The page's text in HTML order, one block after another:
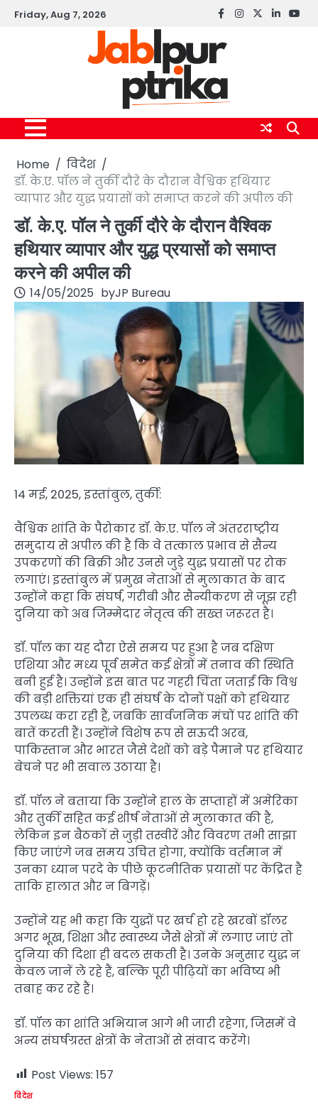
SkipFriday, Aug 7, 2026 Facebook
instagram
twitterlinkedin
Home
विदेश
डॉ. के.ए. पॉल ने तुर्की दौरे के दौरान वैश्विक हथियार
व्यापार और युद्ध प्रयासों को समाप्त करने की अपील की
डॉ. के.ए. पॉल ने तुर्की दौरे के दौरान वैश्विक
हथियार व्यापार और युद्ध प्रयासों को समाप्त
करने की अपील की
14/05/2025 byJP Bureau
14 मई, 2025, इस्तांबुल, तुर्की:
वैश्विक शांति के पैरोकार डॉ. के.ए. पॉल ने अंतरराष्ट्रीय
समुदाय से अपील की है कि वे तत्काल प्रभाव से सैन्य
उपकरणों की बिक्री और उनसे जुड़े युद्ध प्रयासों पर रोक
लगाएं। इस्तांबुल में प्रमुख नेताओं से मुलाकात के बाद
उन्होंने कहा कि संघर्ष, गरीबी और सैन्यीकरण से जूझ रही
दुनिया को अब जिम्मेदार नेतृत्व की सख्त जरूरत है।
डॉ. पॉल का यह दौरा ऐसे समय पर हुआ है जब दक्षिण
एशिया और मध्य पूर्व समेत कई क्षेत्रों में तनाव की स्थिति
बनी हुई है। उन्होंने इस बात पर गहरी चिंता जताई कि विश्व
की बड़ी शक्तियां एक ही संघर्ष के दोनों पक्षों को हथियार
उपलब्ध करा रही हैं, जबकि सार्वजनिक मंचों पर शांति की
बातें करती हैं। उन्होंने विशेष रूप से सऊदी अरब,
पाकिस्तान और भारत जैसे देशों को बड़े पैमाने पर हथियार
बेचने पर भी सवाल उठाया है।
डॉ. पॉल ने बताया कि उन्होंने हाल के सप्ताहों में अमेरिका
और तुर्की सहित कई शीर्ष नेताओं से मुलाकात की है,
लेकिन इन बैठकों से जुड़ी तस्वीरें और विवरण तभी साझा
किए जाएंगे जब समय उचित होगा, क्योंकि वर्तमान में
उनका ध्यान परदे के पीछे कूटनीतिक प्रयासों पर केंद्रित है
ताकि हालात और न बिगड़ें।
उन्होंने यह भी कहा कि युद्धों पर खर्च हो रहे खरबों डॉलर
अगर भूख, शिक्षा और स्वास्थ्य जैसे क्षेत्रों में लगाए जाएं तो
दुनिया की दिशा ही बदल सकती है। उनके अनुसार युद्ध न
केवल जानें ले रहे हैं, बल्कि पूरी पीढ़ियों का भविष्य भी
तबाह कर रहे हैं।
डॉ. पॉल का शांति अभियान आगे भी जारी रहेगा, जिसमें वे
अन्य संघर्षग्रस्त क्षेत्रों के नेताओं से संवाद करेंगे।
Post Views: 157
विदेश